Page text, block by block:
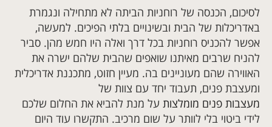
לסיכום, הכנסה של רוחניות הביתה לא מתחילה ונגמרת
באדריכלות של הבית ובשינויים בלתי הפיכים. למעשה,
אפשר להכניס רוחניות בכל דרך ואלה היו חמש מהן. סביר
להניח שרבים מאיתנו שואפים שהבית שלהם ישרה את
האווירה שהם מעוניינים בה. מעיין חזוט, מתכננת אדריכלית
ומעצבת פנים, תעבוד יחד עם צוות של
מעצבות פנים מומלצות על מנת להביא את החלום שלכם
לידי ביטוי בלי לוותר על שום מרכיב. התקשרו עוד היום